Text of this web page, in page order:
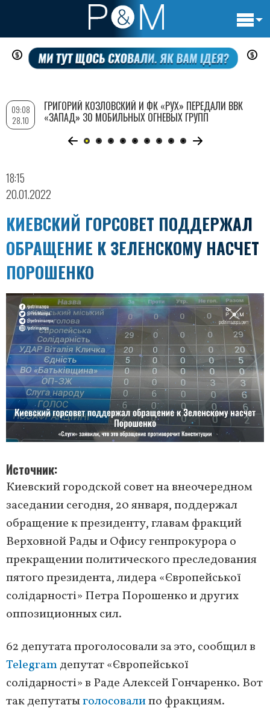
Перейти
содержанию
18:15
20.01.2022
КИЕВСКИЙ ГОРСОВЕТ ПОДДЕРЖАЛ
ОБРАЩЕНИЕ К ЗЕЛЕНСКОМУ НАСЧЕТ
ПОРОШЕНКО
Источник
Киевский городской совет на внеочередном
заседании сегодня, 20 января, поддержал
обращение к президенту, главам фракций
Верховной Рады и Офису генпрокурора о
прекращении политического преследования
пятого президента, лидера «Європейської
солідарності» Петра Порошенко и других
оппозиционных сил.
62 депутата проголосовали за это, сообщил в
Telegramдепутат «Європейської
солідарності» в Раде Алексей Гончаренко. Вот
так депутатыголосовалипо фракциям.
09:08
28.10
ГРИГОРИЙ КОЗЛОВСКИЙ И ФК «РУХ» ПЕРЕДАЛИ ВВК
«ЗАПАД» 30 МОБИЛЬНЫХ ОГНЕВЫХ ГРУПП